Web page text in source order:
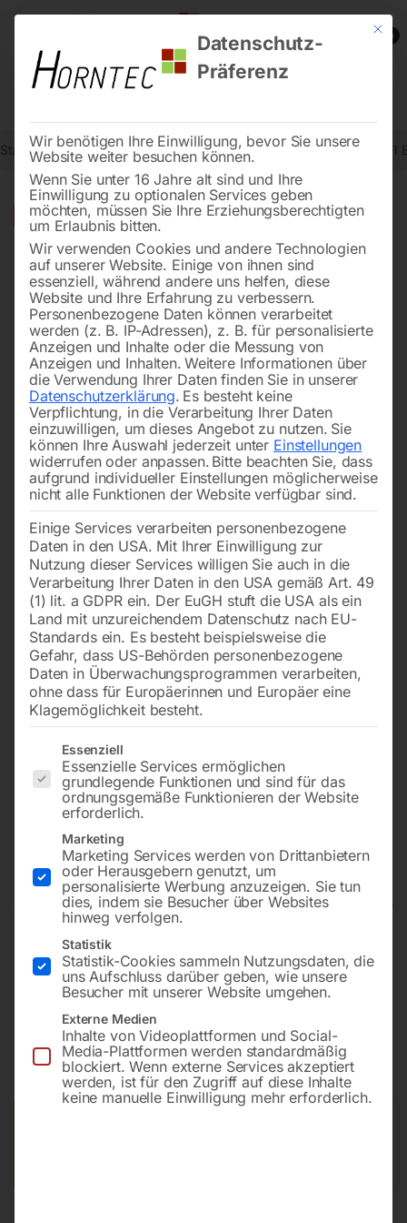
0
Start Werkstatttechnik Wagenheber Stempelwagenheber PROFI
15%
Stempelwagenheber PROFI
BOTTLE 5000
Tragfähigkeit 5000 kg
51,00 €60,00
inkl. MwSt. zzgl.Versandkosten
Lieferzeit:ca. 2 - 3 Tage
Mit
Datenschutz-
Präferenz
Wir benötigen Ihre Einwilligung, bevor Sie unsere
Website weiter besuchen können.
Wenn Sie unter 16 Jahre alt sind und Ihre
Einwilligung zu optionalen Services geben
möchten, müssen Sie Ihre Erziehungsberechtigten
um Erlaubnis bitten.
Wir verwenden Cookies und andere Technologien
auf unserer Website. Einige von ihnen sind
essenziell, während andere uns helfen, diese
Website und Ihre Erfahrung zu verbessern.
Personenbezogene Daten können verarbeitet
werden (z. B. IP-Adressen), z. B. für personalisierte
Anzeigen und Inhalte oder die Messung von
Anzeigen und Inhalten. Weitere Informationen über
die Verwendung Ihrer Daten finden Sie in unserer
Datenschutzerklärung. Es besteht keine
Verpflichtung, in die Verarbeitung Ihrer Daten
einzuwilligen, um dieses Angebot zu nutzen. Sie
können Ihre Auswahl jederzeit unter Einstellungen
widerrufen oder anpassen. Bitte beachten Sie, dass
aufgrund individueller Einstellungen möglicherweise
nicht alle Funktionen der Website verfügbar sind.
Einige Services verarbeiten personenbezogene
Daten in den USA. Mit Ihrer Einwilligung zur
Nutzung dieser Services willigen Sie auch in die
Verarbeitung Ihrer Daten in den USA gemäß Art. 49
(1) lit. a GDPR ein. Der EuGH stuft die USA als ein
Land mit unzureichendem Datenschutz nach EU-
Standards ein. Es besteht beispielsweise die
Gefahr, dass US-Behörden personenbezogene
Daten in Überwachungsprogrammen verarbeiten,
ohne dass für Europäerinnen und Europäer eine
Klagemöglichkeit besteht.
Es folgt eine Liste der Service-Gruppen, für die eine
Essenziell
Essenzielle Services ermöglichen
grundlegende Funktionen und sind für das
ordnungsgemäße Funktionieren der Website
erforderlich.
Marketing
Marketing Services werden von Drittanbietern
oder Herausgebern genutzt, um
personalisierte Werbung anzuzeigen. Sie tun
dies, indem sie Besucher über Websites
hinweg verfolgen.
Statistik
Statistik-Cookies sammeln Nutzungsdaten, die
uns Aufschluss darüber geben, wie unsere
Besucher mit unserer Website umgehen.
Externe Medien
Inhalte von Videoplattformen und Social-
Media-Plattformen werden standardmäßig
blockiert. Wenn externe Services akzeptiert
werden, ist für den Zugriff auf diese Inhalte
keine manuelle Einwilligung mehr erforderlich.